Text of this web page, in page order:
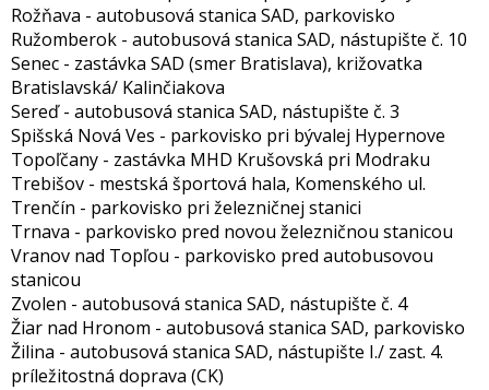
Rožňava - autobusová stanica SAD, parkovisko
Ružomberok - autobusová stanica SAD, nástupište č. 10
Senec - zastávka SAD (smer Bratislava), križovatka
Bratislavská/ Kalinčiakova
Sereď - autobusová stanica SAD, nástupište č. 3
Spišská Nová Ves - parkovisko pri bývalej Hypernove
Topoľčany - zastávka MHD Krušovská pri Modraku
Trebišov - mestská športová hala, Komenského ul.
Trenčín - parkovisko pri železničnej stanici
Trnava - parkovisko pred novou železničnou stanicou
Vranov nad Topľou - parkovisko pred autobusovou
stanicou
Zvolen - autobusová stanica SAD, nástupište č. 4
Žiar nad Hronom - autobusová stanica SAD, parkovisko
Žilina - autobusová stanica SAD, nástupište I./ zast. 4.
príležitostná doprava (CK)